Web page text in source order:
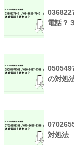
電話？
の対処
対処法